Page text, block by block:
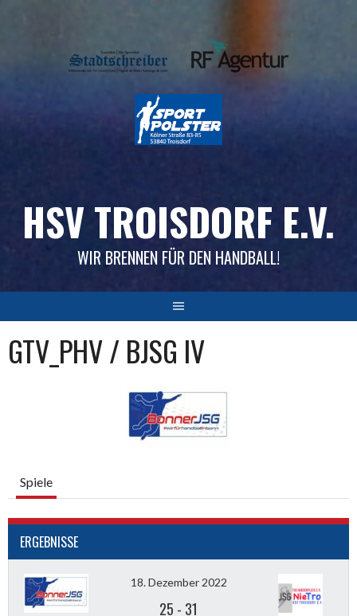
HSV TROISDORF E.V.
WIR BRENNEN FÜR DEN HANDBALL!
GTV_PHV / BJSG IV
Spiele
ERGEBNISSE
18. Dezember 2022
25 - 31